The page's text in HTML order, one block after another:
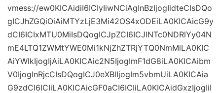
vmess://ew0KICAidiI6ICIyIiwNCiAgInBzIjogIldteCIsDQo
gICJhZGQiOiAiMTYzLjE3Mi42OS4xODEiLA0KICAicG9y
dCI6ICIxMTU0MiIsDQogICJpZCI6ICJlNTc0NDRlYy04N
mE4LTQ1ZWMtYWE0Mi1kNjZhZTRjYTQ0NmMiLA0KIC
AiYWlkIjogIjAiLA0KICAic2N5IjogImF1dG8iLA0KICAibm
V0IjogInRjcCIsDQogICJ0eXBlIjogIm5vbmUiLA0KICAia
G9zdCI6ICIiLA0KICAicGF0aCI6ICIiLA0KICAidGxzIjogIiI